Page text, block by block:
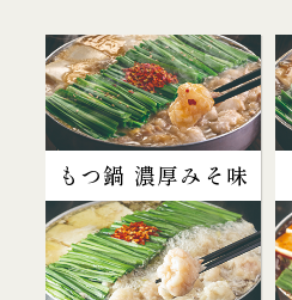
もつ鍋 濃厚みそ味